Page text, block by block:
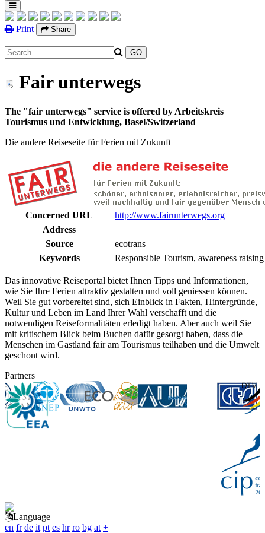
Print Share
Fair unterwegs
The "fair unterwegs" service is offered by Arbeitskreis
Tourismus und Entwicklung, Basel/Switzerland
Die andere Reiseseite für Ferien mit Zukunft
Concerned URL
http://www.fairunterwegs.org
Address
Source
ecotrans
Keywords
Responsible Tourism, awareness raising
Das innovative Reiseportal bietet Ihnen Tipps und Informationen,
wie Sie Ihre Ferien attraktiv gestalten und voll geniessen können.
Weil Sie gut vorbereitet sind, sich Einblick in Fakten, Hintergründe,
Kultur und Leben im Land Ihrer Wahl verschafft und die
notwendigen Reiseformalitäten erledigt haben. Aber auch weil Sie
mit kritischem Blick beim Buchen dafür gesorgt haben, dass die
Menschen im Gastland fair am Tourismus teilhaben und die Umwelt
geschont wird.
Partners
Language
en fr de it pt es hr ro bg at +